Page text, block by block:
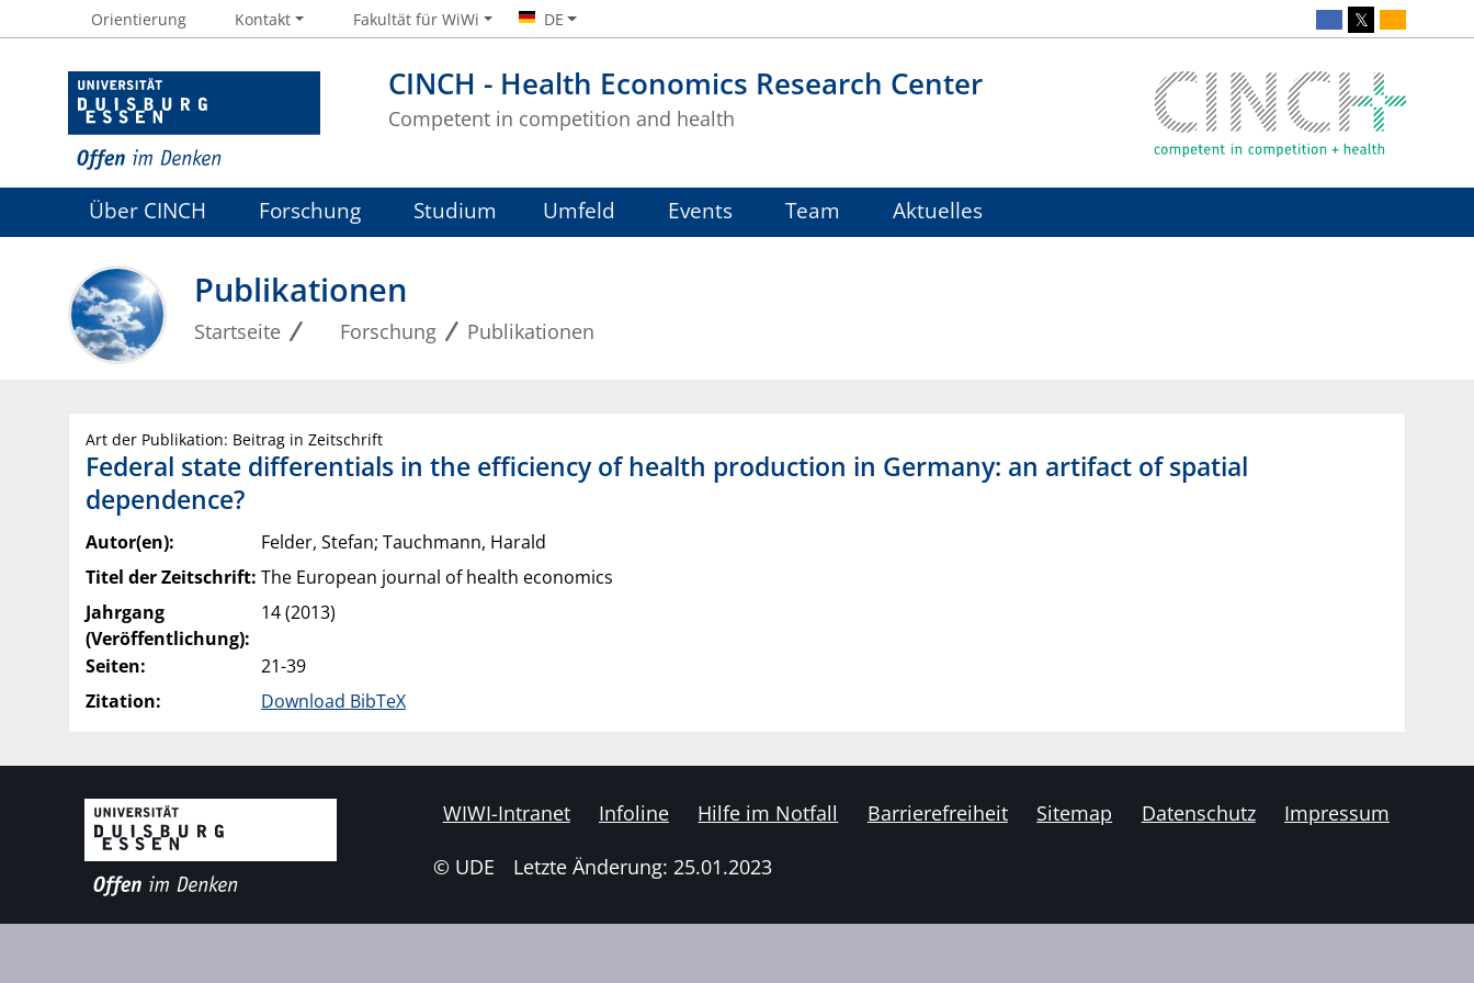
CINCH - Health Economics Research Center
Competent in competition and health
Orientierung Kontakt Fakultät für WiWi DE
Über CINCH Forschung Studium Umfeld Events Team Aktuelles
Publikationen
Startseite Forschung Publikationen
Art der Publikation: Beitrag in Zeitschrift
Federal state differentials in the efficiency of health production in Germany: an artifact of spatial
dependence?
Autor(en):
Felder, Stefan; Tauchmann, Harald
Titel der Zeitschrift: The European journal of health economics
Jahrgang
(Veröffentlichung):
14 (2013)
Seiten:
21-39
Zitation:
Download BibTeX
WIWI-Intranet Infoline Hilfe im Notfall Barrierefreiheit Sitemap Datenschutz Impressum
© UDE Letzte Änderung: 25.01.2023